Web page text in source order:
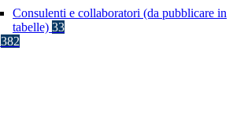
Consulenti e collaboratori (da pubblicare in
tabelle) 33
382